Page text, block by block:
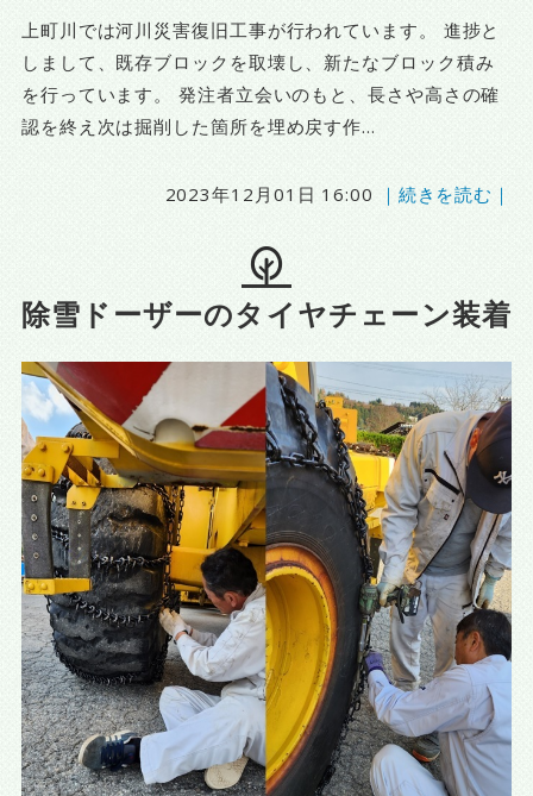
上町川では河川災害復旧工事が行われています。 進捗と
しまして、既存ブロックを取壊し、新たなブロック積み
を行っています。 発注者立会いのもと、長さや高さの確
認を終え次は掘削した箇所を埋め戻す作...
2023年12月01日 16:00 ｜続きを読む｜
除雪ドーザーのタイヤチェーン装着